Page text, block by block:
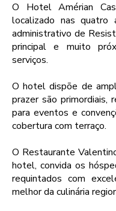
O Hotel Amérian
localizado nas quatro
administrativo de
principal e muito
serviços.
O hotel dispõe de
prazer são primordiais,
para eventos e
cobertura com terraço.
O Restaurante
hotel, convida os
requintados com
melhor da culinária